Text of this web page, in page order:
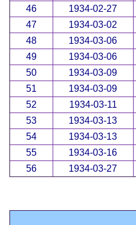
46
1934-02-27
47
1934-03-02
48
1934-03-06
49
1934-03-06
50
1934-03-09
51
1934-03-09
52
1934-03-11
53
1934-03-13
54
1934-03-13
55
1934-03-16
56
1934-03-27